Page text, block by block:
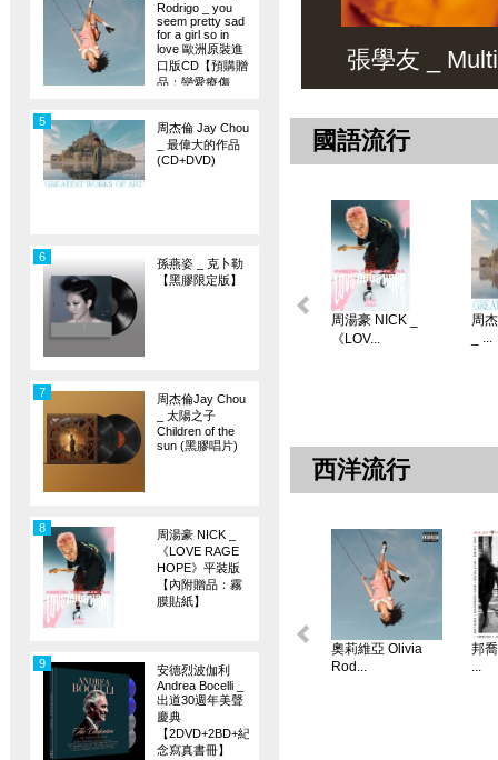
Rodrigo _ you
seem pretty sad
for a girl so in
love 歐洲原裝進
口版CD【預購贈
品：戀愛療傷
周杰倫 Jay Chou
_ 最偉大的作品
(CD+DVD)
5
孫燕姿 _ 克卜勒
【黑膠限定版】
6
周杰倫Jay Chou
_ 太陽之子
Children of the
sun (黑膠唱片)
7
周湯豪 NICK _
《LOVE RAGE
HOPE》平裝版
【內附贈品：霧
膜貼紙】
8
安德烈波伽利
Andrea Bocelli _
出道30週年美聲
慶典
【2DVD+2BD+紀
念寫真書冊】
9
張學友 _
國語流行
周湯豪 NICK _
《LOV...
周
_ ...
西洋流行
奧莉維亞 Olivia
Rod...
邦
...